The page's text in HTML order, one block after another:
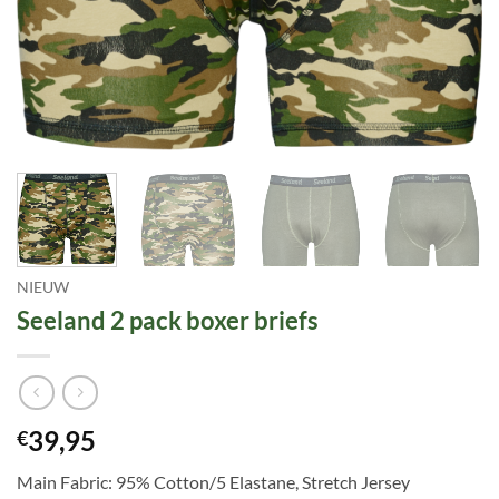
NIEUW
Seeland 2 pack boxer briefs
€39,95
Main Fabric: 95% Cotton/5 Elastane, Stretch Jersey